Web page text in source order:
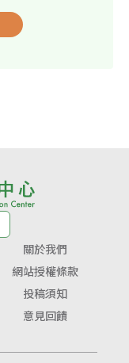
關於我們
網站授權條款
投稿須知
意見回饋